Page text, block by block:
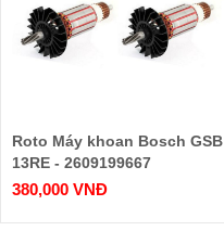
Roto Máy khoan Bosch GSB
13RE - 2609199667
380,000 VNĐ